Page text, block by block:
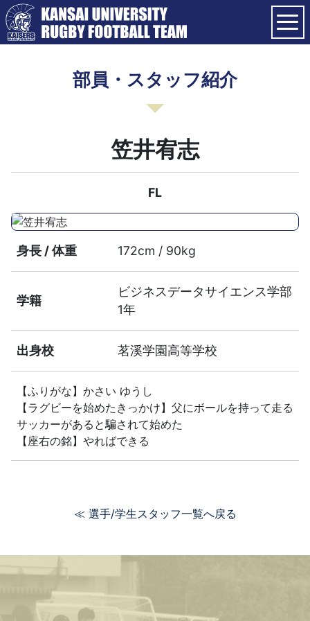
部員・スタッフ紹介
笠井宥志
FL
身長 / 体重 172cm / 90kg
学籍
ビジネスデータサイエンス学部
1年
出身校 茗溪学園高等学校
【ふりがな】かさい ゆうし
【ラグビーを始めたきっかけ】父にボールを持って走る
サッカーがあると騙されて始めた
【座右の銘】やればできる
≪ 選手/学生スタッフ一覧へ戻る